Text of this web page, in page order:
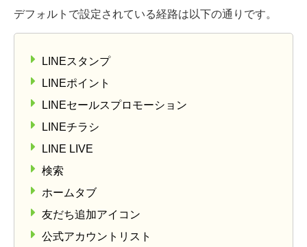
デフォルトで設定されている経路は以下の通りです。
LINEスタンプ
LINEポイント
LINEセールスプロモーション
LINEチラシ
LINE LIVE
検索
ホームタブ
友だち追加アイコン
公式アカウントリスト